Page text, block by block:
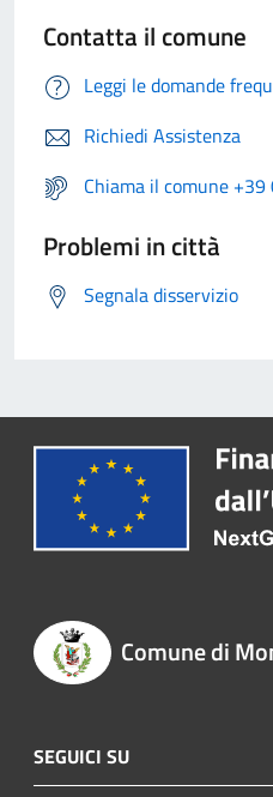
Contatta il comune
Leggi le domande
Richiedi Assistenza
Chiama il comune
Problemi in città
Segnala disservizio
Comune di
SEGUICI SU